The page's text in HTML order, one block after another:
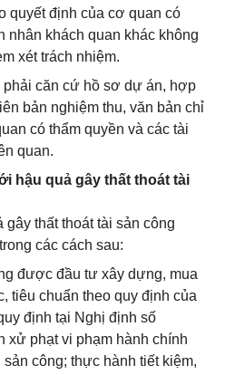
quyết định của cơ quan có
nhân khách quan khác không
xét trách nhiệm.
phải căn cứ hồ sơ dự án, hợp
bản nghiệm thu, văn bản chỉ
có thẩm quyền và các tài
quan.
hậu quả gây thất thoát tài
thất thoát tài sản công
các cách sau:
được đầu tư xây dựng, mua
tiêu chuẩn theo quy định của
định tại Nghị định số
xử phạt vi phạm hành chính
công; thực hành tiết kiệm,